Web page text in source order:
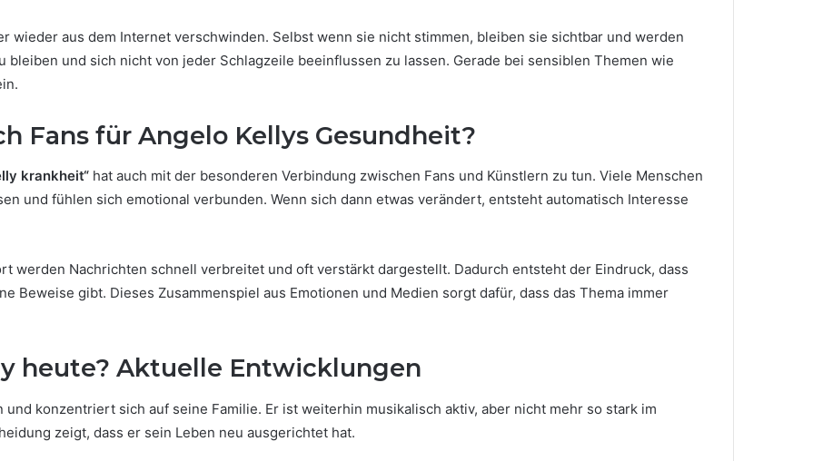
wieder aus dem Internet verschwinden. Selbst wenn sie nicht stimmen, bleiben sie sichtbar und werden
und sich nicht von jeder Schlagzeile beeinflussen zu lassen. Gerade bei sensiblen Themen wie
Fans für Angelo Kellys Gesundheit?
krankheit“ hat auch mit der besonderen Verbindung zwischen Fans und Künstlern zu tun. Viele Menschen
und fühlen sich emotional verbunden. Wenn sich dann etwas verändert, entsteht automatisch Interesse
werden Nachrichten schnell verbreitet und oft verstärkt dargestellt. Dadurch entsteht der Eindruck, dass
Beweise gibt. Dieses Zusammenspiel aus Emotionen und Medien sorgt dafür, dass das Thema immer
heute? Aktuelle Entwicklungen
konzentriert sich auf seine Familie. Er ist weiterhin musikalisch aktiv, aber nicht mehr so stark im
zeigt, dass er sein Leben neu ausgerichtet hat.